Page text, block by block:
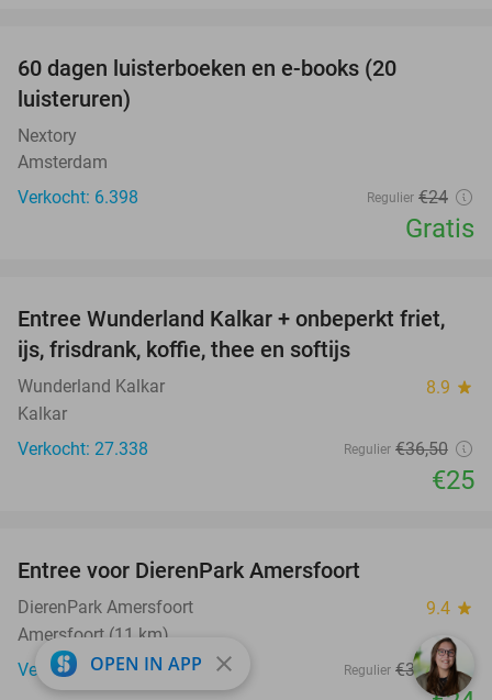
60 dagen luisterboeken en e-books (20
luisteruren)
Nextory
Amsterdam
Verkocht: 6.398
Regulier €24
Gratis
32%
Entree Wunderland Kalkar + onbeperkt friet,
ijs, frisdrank, koffie, thee en softijs
Wunderland Kalkar 8.9 star
Kalkar
Verkocht: 27.338
Regulier €36,50
€25
Entree voor DierenPark Amersfoort
DierenPark Amersfoort 9.4 star
Amersfoort (11 km)
Verkocht: 8.598
Regulier €31,50
OPEN IN APP close